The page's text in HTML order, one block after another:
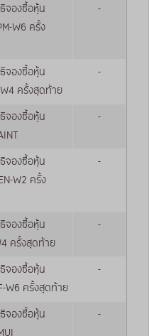
จองซื้อหุ้น
W6 ครั้ง
-
จองซื้อหุ้น
ครั้งสุดท้าย
-
จองซื้อหุ้น
-
จองซื้อหุ้น
W2 ครั้ง
-
จองซื้อหุ้น
ครั้งสุดท้าย
-
จองซื้อหุ้น
W6 ครั้งสุดท้าย
-
จองซื้อหุ้น
-